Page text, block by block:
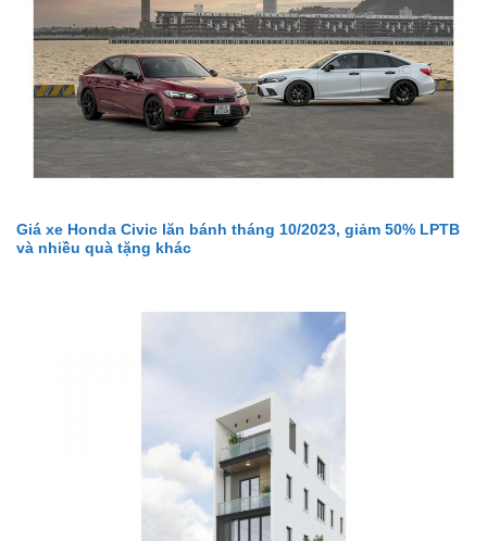
Giá xe Honda Civic lăn bánh tháng 10/2023, giảm 50% LPTB
và nhiều quà tặng khác